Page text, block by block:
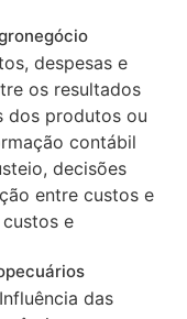
despesas e
os resultados
dos produtos ou
contábil
decisões
entre custos e
e
das